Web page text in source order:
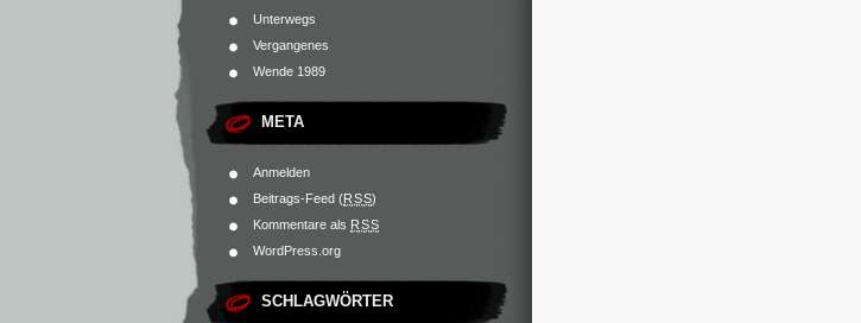
Unterwegs
Vergangenes
Wende 1989
META
Anmelden
Beitrags-Feed (RSS)
Kommentare als RSS
WordPress.org
SCHLAGWÖRTER